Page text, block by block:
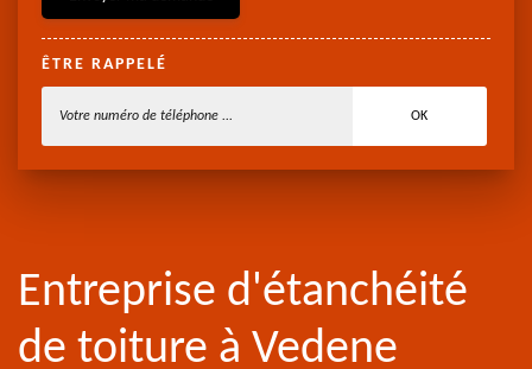
ÊTRE RAPPELÉ
Entreprise d'étanchéité
de toiture à Vedene